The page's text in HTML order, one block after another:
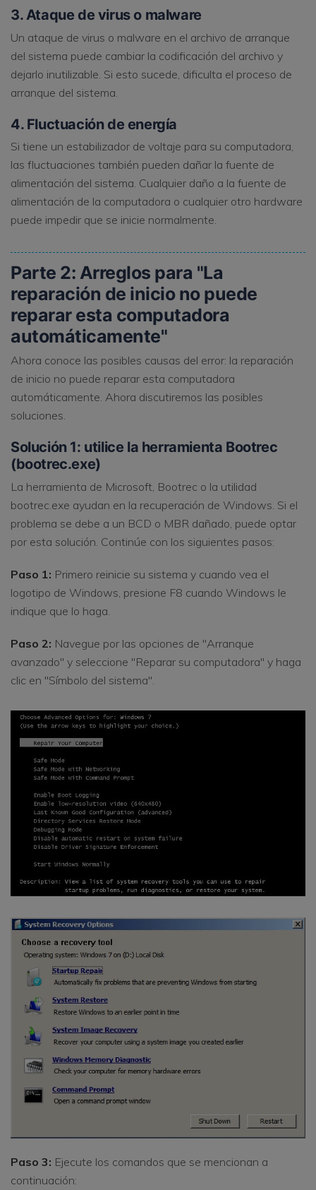
3. Ataque de virus o malware
Un ataque de virus o malware en el archivo de arranque
del sistema puede cambiar la codificación del archivo y
dejarlo inutilizable. Si esto sucede, dificulta el proceso de
arranque del sistema.
4. Fluctuación de energía
Si tiene un estabilizador de voltaje para su computadora,
las fluctuaciones también pueden dañar la fuente de
alimentación del sistema. Cualquier daño a la fuente de
alimentación de la computadora o cualquier otro hardware
puede impedir que se inicie normalmente.
Parte 2: Arreglos para "La
reparación de inicio no puede
reparar esta computadora
automáticamente"
Ahora conoce las posibles causas del error: la reparación
de inicio no puede reparar esta computadora
automáticamente. Ahora discutiremos las posibles
soluciones.
Solución 1: utilice la herramienta Bootrec
(bootrec.exe)
La herramienta de Microsoft, Bootrec o la utilidad
bootrec.exe ayudan en la recuperación de Windows. Si el
problema se debe a un BCD o MBR dañado, puede optar
por esta solución. Continúe con los siguientes pasos:
Paso 1: Primero reinicie su sistema y cuando vea el
logotipo de Windows, presione F8 cuando Windows le
indique que lo haga.
Paso 2: Navegue por las opciones de "Arranque
avanzado" y seleccione "Reparar su computadora" y haga
clic en "Símbolo del sistema".
Paso 3: Ejecute los comandos que se mencionan a
continuación: